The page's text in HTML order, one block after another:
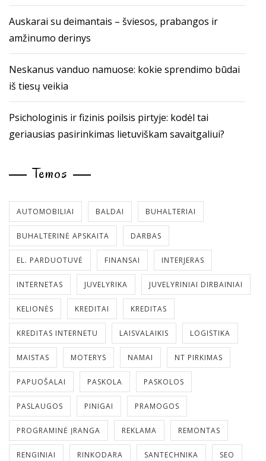
Auskarai su deimantais – šviesos, prabangos ir
amžinumo derinys
Neskanus vanduo namuose: kokie sprendimo būdai
iš tiesų veikia
Psichologinis ir fizinis poilsis pirtyje: kodėl tai
geriausias pasirinkimas lietuviškam savaitgaliui?
Temos
AUTOMOBILIAI BALDAI BUHALTERIAI
BUHALTERINĖ APSKAITA DARBAS
EL. PARDUOTUVĖ FINANSAI INTERJERAS
INTERNETAS JUVELYRIKA JUVELYRINIAI DIRBAINIAI
KELIONĖS KREDITAI KREDITAS
KREDITAS INTERNETU LAISVALAIKIS LOGISTIKA
MAISTAS MOTERYS NAMAI NT PIRKIMAS
PAPUOŠALAI PASKOLA PASKOLOS
PASLAUGOS PINIGAI PRAMOGOS
PROGRAMINĖ ĮRANGA REKLAMA REMONTAS
RENGINIAI RINKODARA SANTECHNIKA SEO